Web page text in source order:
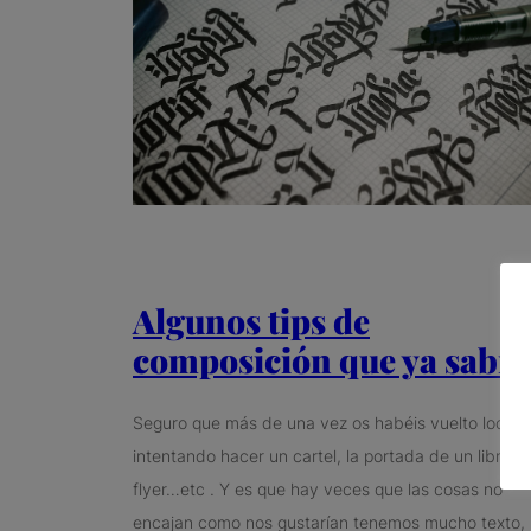
Algunos tips de
composición que ya sabías
Seguro que más de una vez os habéis vuelto locos
intentando hacer un cartel, la portada de un libro, un
flyer…etc . Y es que hay veces que las cosas no
encajan como nos gustarían tenemos mucho texto,